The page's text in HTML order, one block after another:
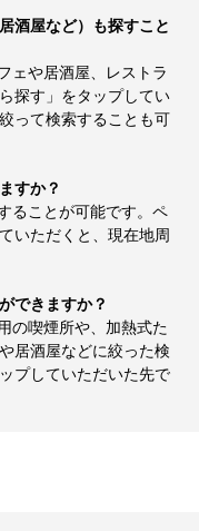
酒屋など）も探すこと
ェや居酒屋、レストラ
探す」をタップしてい
って検索することも可
すか？
ることが可能です。ペ
いただくと、現在地周
できますか？
の喫煙所や、加熱式た
居酒屋などに絞った検
プしていただいた先で